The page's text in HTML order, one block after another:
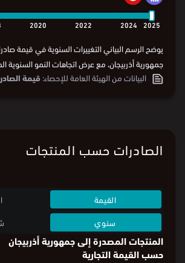
2018 2020 2022 2024 2025
2020 2022 2024 2025
يوضح الرسم البياني التغييرات السنوية في قيمة
جمهورية أذربيجان، مع عرض اتجاهات النمو السنوية
البيانات منالهيئة العامة للإحصاء: قيمة
الصادرات حسب المنتجات
القيمة
سنوي
المنتجات المصدرة إلى جمهورية أذربيجان
حسب القيمة التجارية